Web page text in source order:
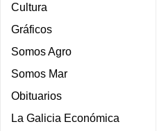
Cultura
Gráficos
Somos Agro
Somos Mar
Obituarios
La Galicia Económica